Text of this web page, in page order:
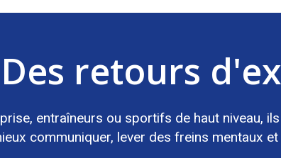
Des retours
entraîneurs ou sportifs de haut niveau,
communiquer, lever des freins mentaux